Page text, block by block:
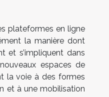
plateformes en ligne
la manière dont
et s’impliquent dans
espaces de
la voie à des formes
et à une mobilisation